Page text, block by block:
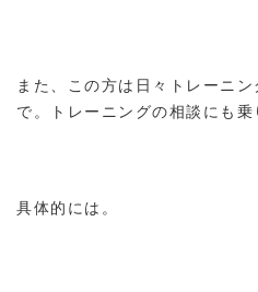
また、この方は日々トレーニ
で。トレーニングの相談にも乗
具体的には。